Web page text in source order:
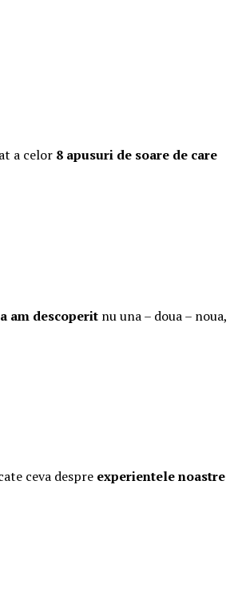
a celor 8 apusuri de soare de care
am descoperit nu una – doua – noua,
ceva despre experientele noastre